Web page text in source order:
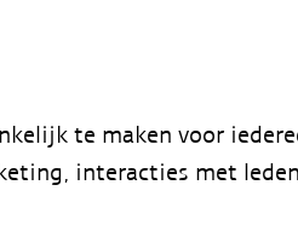
te maken voor
interacties met